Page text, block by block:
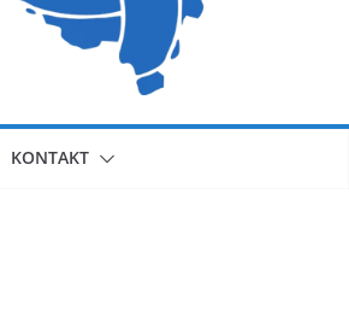
KONTAKT